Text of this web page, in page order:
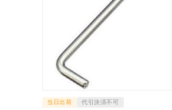
当日出荷 代引決済不可